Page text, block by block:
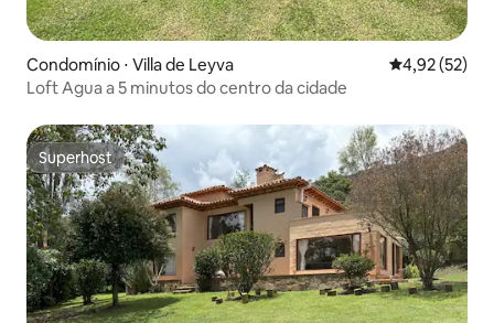
Condomínio ⋅ Villa de Leyva 4,92 de uma
4,92 (52)
Loft Agua a 5 minutos do centro da cidade
Superhost
Superhost